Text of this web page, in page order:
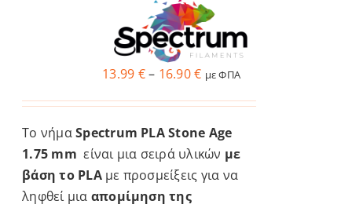
Software
Blog
13.99 €– 16.90€Price
through
16.90 €
με ΦΠΑ
Το νήμαSpectrum PLA Stone Age
1.75 mm είναι μια σειρά υλικών με
βάση το PLAμε προσμείξεις για να
ληφθεί μια απομίμηση της